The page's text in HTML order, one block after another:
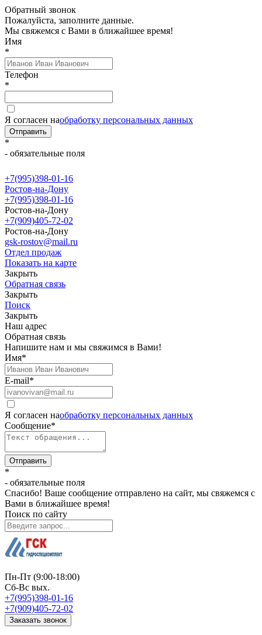
Обратный звонок
Пожалуйста, заполните данные.
Мы свяжемся с Вами в ближайшее время!
Имя
*
Телефон
*
Я согласен наобработку персональных данных
Отправить
*
- обязательные поля
+7(995)398-01-16
Ростов-на-Дону
+7(995)398-01-16
Ростов-на-Дону
+7(909)405-72-02
Ростов-на-Дону
gsk-rostov@mail.ru
Отдел продаж
Показать на карте
Закрыть
Обратная связь
Закрыть
Поиск
Закрыть
Наш адрес
Обратная связь
Напишите нам и мы свяжимся в Вами!
Имя*
E-mail*
Я согласен наобработку персональных данных
Сообщение*
Отправить
*
- обязательные поля
Спасибо! Ваше сообщение отправлено на сайт, мы свяжемся с
Вами в ближайшее время!
Поиск по сайту
Пн-Пт (9:00-18:00)
Сб-Вс вых.
+7(995)398-01-16
+7(909)405-72-02
Заказать звонок